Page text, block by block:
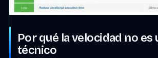
Por qué la velocidad no es
técnico